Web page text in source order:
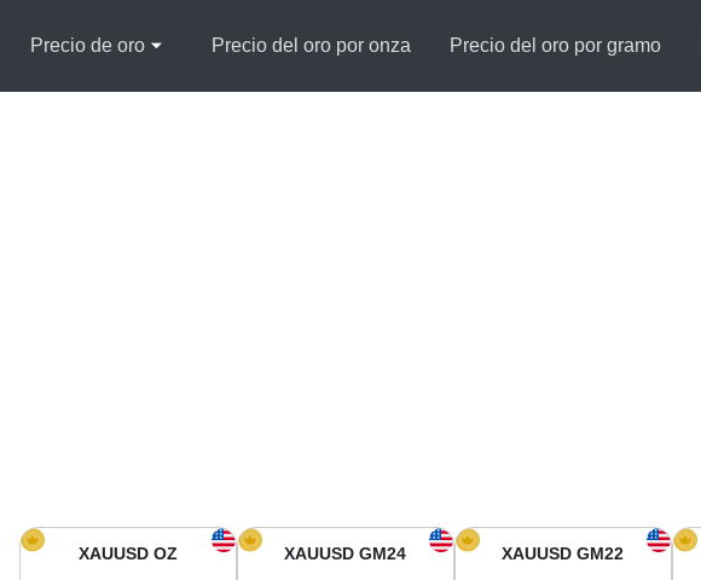
Precio de oro Precio del oro por onza Precio del oro por gramo
XAUUSD OZ XAUUSD GM24 XAUUSD GM22